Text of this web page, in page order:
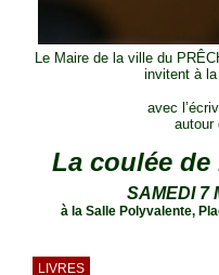
Le Maire de la ville du
invitent à
avec
autour
La coulée
SAMEDI 7
à la Salle Polyvalente,
LIVRES